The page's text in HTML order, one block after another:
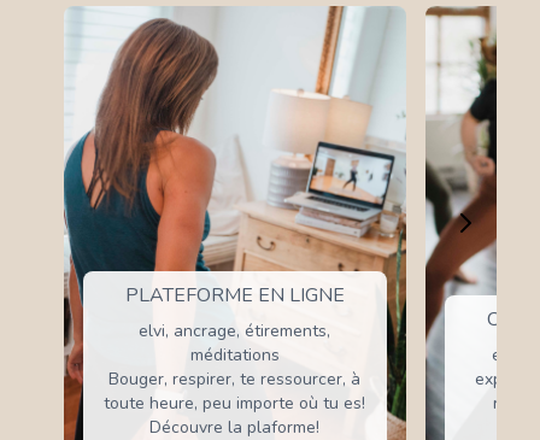
PLATEFORME EN LIGNE
elvi, ancrage, étirements,
méditations
Bouger, respirer, te ressourcer, à
toute heure, peu importe où tu es!
Découvre la plaforme!
elvi